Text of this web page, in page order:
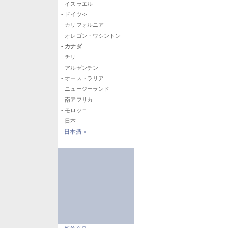
- イスラエル
- ドイツ->
- カリフォルニア
- オレゴン・ワシントン
- カナダ
- チリ
- アルゼンチン
- オーストラリア
- ニュージーランド
- 南アフリカ
- モロッコ
- 日本
日本酒->